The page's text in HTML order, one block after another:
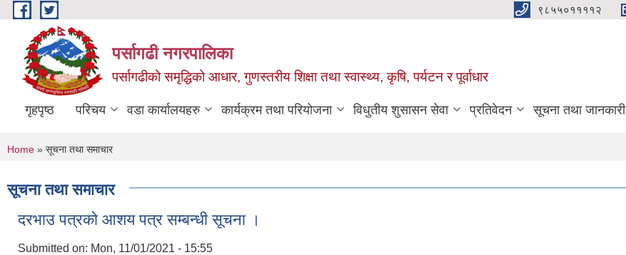
Skip to main content ९८५५०११११२
पर्सागढी नगरपालिका
पर्सागढीको समृद्धिको आधार, गुणस्तरीय शिक्षा तथा स्वास्थ्य, कृषि, पर्यटन र पूर्वाधार
गृहपृष्ठ परिचय वडा कार्यालयहरु कार्यक्रम तथा परियोजना विधुतीय शुसासन सेवा प्रतिवेदन सूचना तथा जानकारी
You are here
Home » सूचना तथा समाचार
सूचना तथा समाचार
दरभाउ पत्रको आशय पत्र सम्बन्धी सूचना ।
Submitted on: Mon, 11/01/2021 - 15:55